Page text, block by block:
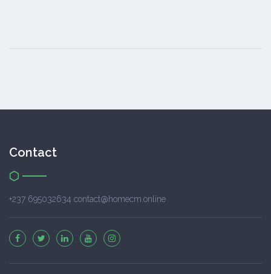
Contact
+237 695032634 contact@homecm.online